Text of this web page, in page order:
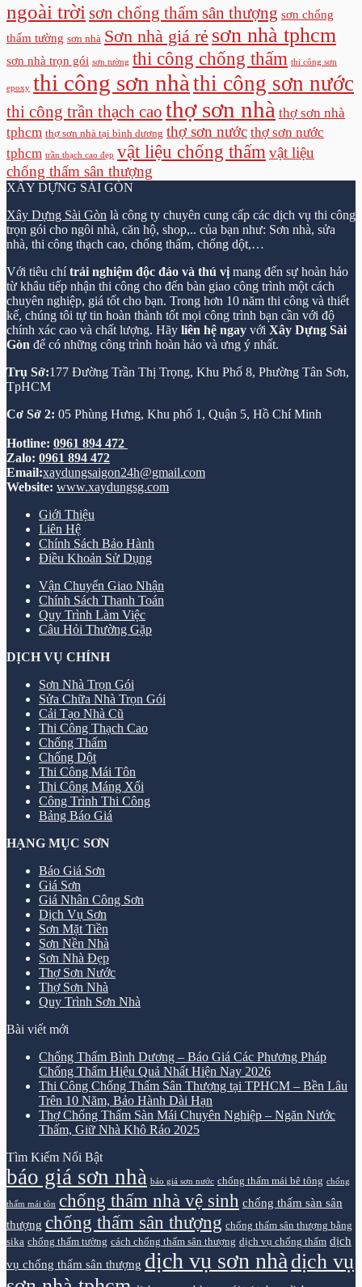
ngoài trời sơn chống thấm sân thượng sơn chống
thấm tường sơn nhà Sơn nhà giá rẻ sơn nhà tphcm
sơn nhà trọn gói sơn tường thi công chống thấm thi công sơn
epoxy thi công sơn nhà thi công sơn nước
thi công trần thạch cao thợ sơn nhà thợ sơn nhà
tphcm thợ sơn nhà tại bình dương thợ sơn nước thợ sơn nước
tphcm trần thạch cao đẹp vật liệu chống thấm vật liệu
chống thấm sân thượng
XÂY DỰNG SÀI GÒN
Xây Dựng Sài Gòn là công ty chuyên cung cấp các dịch vụ thi công
trọn gói cho ngôi nhà, căn hộ, shop,.. của bạn như: Sơn nhà, sửa
nhà, thi công thạch cao, chống thấm, chống dột,…
Với tiêu chítrải nghiệm độc đáo và thú vị mang đến sự hoàn hảo
từ khâu tiếp nhận thi công cho đến bàn giao công trình một cách
chuyên nghiệp, giá tốt cho bạn. Trong hơn 10 năm thi công và thiết
kế, chúng tôi tự tin hoàn thành tốt mọi công trình bạn cần với độ
chính xác cao và chất lượng. Hãy liên hệ ngay với Xây Dựng Sài
Gòn để có những công trình hoàn hảo và ưng ý nhất.
Trụ Sở:177 Đường Trần Thị Trọng, Khu Phố 8, Phường Tân Sơn,
TpHCM
Cơ Sở 2: 05 Phùng Hưng, Khu phố 1, Quận 5, Hồ Chí Minh
Hotline: 0961 894 472
Zalo: 0961 894 472
Email:xaydungsaigon24h@gmail.com
Website: www.xaydungsg.com
Giới Thiệu
Liên Hệ
Chính Sách Bảo Hành
Điều Khoản Sử Dụng
Vận Chuyển Giao Nhận
Chính Sách Thanh Toán
Quy Trình Làm Việc
Câu Hỏi Thường Gặp
DỊCH VỤ CHÍNH
Sơn Nhà Trọn Gói
Sửa Chữa Nhà Trọn Gói
Cải Tạo Nhà Cũ
Thi Công Thạch Cao
Chống Thấm
Chống Dột
Thi Công Mái Tôn
Thi Công Máng Xối
Công Trình Thi Công
Bảng Báo Giá
HẠNG MỤC SƠN
Báo Giá Sơn
Giá Sơn
Giá Nhân Công Sơn
Dịch Vụ Sơn
Sơn Mặt Tiền
Sơn Nền Nhà
Sơn Nhà Đẹp
Thợ Sơn Nước
Thợ Sơn Nhà
Quy Trình Sơn Nhà
Bài viết mới
Chống Thấm Bình Dương – Báo Giá Các Phương Pháp
Chống Thấm Hiệu Quả Nhất Hiện Nay 2026
Thi Công Chống Thấm Sân Thượng tại TPHCM – Bền Lâu
Trên 10 Năm, Bảo Hành Dài Hạn
Thợ Chống Thấm Sàn Mái Chuyên Nghiệp – Ngăn Nước
Thấm, Giữ Nhà Khô Ráo 2025
Tìm Kiếm Nổi Bật
báo giá sơn nhà báo giá sơn nước chống thấm mái bê tông chống
thấm mái tôn chống thấm nhà vệ sinh chống thấm sàn sân
thượng chống thấm sân thượng chống thấm sân thượng bằng
sika chống thấm tường cách chống thấm sân thượng dịch vụ chống thấm dịch
vụ chống thấm sân thượng dịch vụ sơn nhà dịch vụ